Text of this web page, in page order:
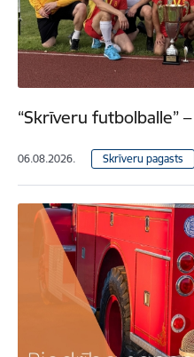
“Skrīveru futbolballe”
06.08.2026. Skrīveru pagasts